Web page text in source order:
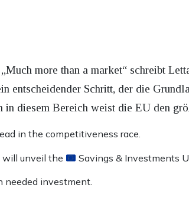
more than a market“ schreibt
entscheidender Schritt, der die
in diesem Bereich weist die EU den
in the competitiveness race.
will unveil the
Savings & Investments
needed investment.